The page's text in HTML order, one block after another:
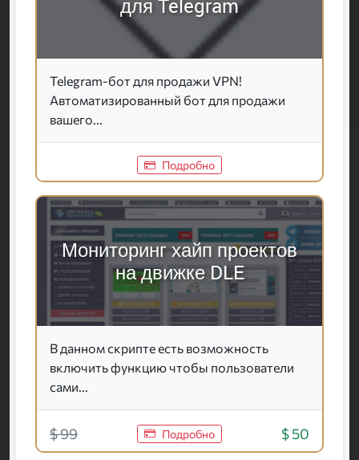
для Telegram
Telegram-бот для продажи VPN!
Автоматизированный бот для продажи
вашего...
Подробно
Мониторинг хайп проектов
на движке DLE
В данном скрипте есть возможность
включить функцию чтобы пользователи
сами...
$ 99 Подробно $ 50